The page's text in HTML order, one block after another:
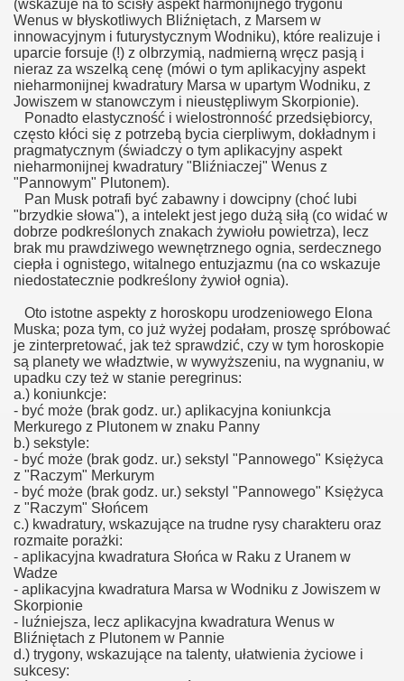
(wskazuje na to ścisły aspekt harmonijnego trygonu
Wenus w błyskotliwych Bliźniętach, z Marsem w
innowacyjnym i futurystycznym Wodniku), które realizuje i
uparcie forsuje (!) z olbrzymią, nadmierną wręcz pasją i
nieraz za wszelką cenę (mówi o tym aplikacyjny aspekt
nieharmonijnej kwadratury Marsa w upartym Wodniku, z
Jowiszem w stanowczym i nieustępliwym Skorpionie).
Ponadto elastyczność i wielostronność przedsiębiorcy,
często kłóci się z potrzebą bycia cierpliwym, dokładnym i
pragmatycznym (świadczy o tym aplikacyjny aspekt
nieharmonijnej kwadratury "Bliźniaczej" Wenus z
"Pannowym" Plutonem).
Pan Musk potrafi być zabawny i dowcipny (choć lubi
"brzydkie słowa"), a intelekt jest jego dużą siłą (co widać w
dobrze podkreślonych znakach żywiołu powietrza), lecz
brak mu prawdziwego wewnętrznego ognia, serdecznego
ciepła i ognistego, witalnego entuzjazmu (na co wskazuje
niedostatecznie podkreślony żywioł ognia).
Oto istotne aspekty z horoskopu urodzeniowego Elona
Muska; poza tym, co już wyżej podałam, proszę spróbować
je zinterpretować, jak też sprawdzić, czy w tym horoskopie
są planety we władztwie, w wywyższeniu, na wygnaniu, w
upadku czy też w stanie peregrinus:
a.) koniunkcje:
- być może (brak godz. ur.) aplikacyjna koniunkcja
Merkurego z Plutonem w znaku Panny
b.) sekstyle:
- być może (brak godz. ur.) sekstyl "Pannowego" Księżyca
z "Raczym" Merkurym
- być może (brak godz. ur.) sekstyl "Pannowego" Księżyca
z "Raczym" Słońcem
c.) kwadratury, wskazujące na trudne rysy charakteru oraz
rozmaite porażki:
- aplikacyjna kwadratura Słońca w Raku z Uranem w
Wadze
- aplikacyjna kwadratura Marsa w Wodniku z Jowiszem w
Skorpionie
- luźniejsza, lecz aplikacyjna kwadratura Wenus w
Bliźniętach z Plutonem w Pannie
d.) trygony, wskazujące na talenty, ułatwienia życiowe i
sukcesy: